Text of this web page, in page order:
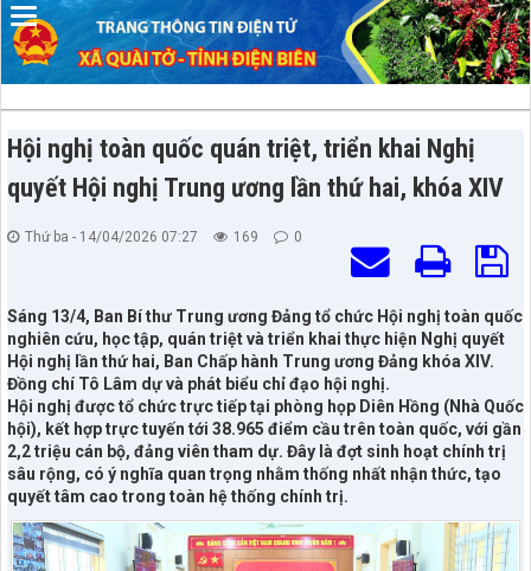
Hội nghị toàn quốc quán triệt, triển khai Nghị
quyết Hội nghị Trung ương lần thứ hai, khóa XIV
Thứ ba - 14/04/2026 07:27 169 0
Sáng 13/4, Ban Bí thư Trung ương Đảng tổ chức Hội nghị toàn quốc
nghiên cứu, học tập, quán triệt và triển khai thực hiện Nghị quyết
Hội nghị lần thứ hai, Ban Chấp hành Trung ương Đảng khóa XIV.
Đồng chí Tô Lâm dự và phát biểu chỉ đạo hội nghị.
Hội nghị được tổ chức trực tiếp tại phòng họp Diên Hồng (Nhà Quốc
hội), kết hợp trực tuyến tới 38.965 điểm cầu trên toàn quốc, với gần
2,2 triệu cán bộ, đảng viên tham dự. Đây là đợt sinh hoạt chính trị
sâu rộng, có ý nghĩa quan trọng nhằm thống nhất nhận thức, tạo
quyết tâm cao trong toàn hệ thống chính trị.